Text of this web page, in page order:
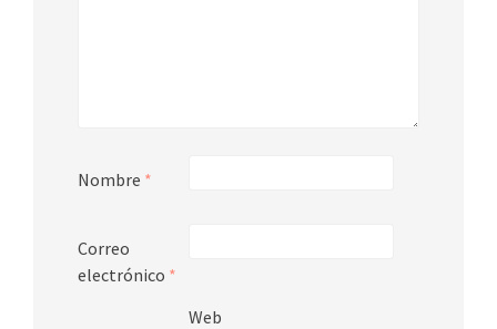
Nombre *
Correo
electrónico *
Web